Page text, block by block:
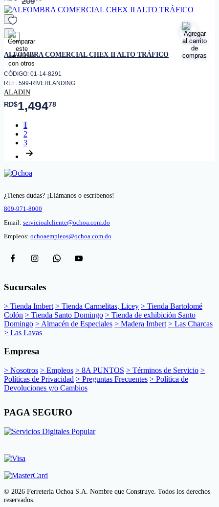
favorito
ALFOMBRA COMERCIAL CHEX II ALTO TRÁFICO
CÓDIGO: 01-14-8291
REF: 599-RIVERLANDING
ALADIN
RD$1,49478
1
2
3
¿Tienes dudas? ¡Llámanos o escríbenos!
809-971-8000
Email: servicioalcliente@ochoa.com.do
Empleos: ochoaempleos@ochoa.com.do
Sucursales
> Tienda Imbert > Tienda Carmelitas, Licey > Tienda Bartolomé
Colón > Tienda Santo Domingo > Tienda de exhibición Santo
Domingo > Almacén de Especiales > Madera Imbert > Las Charcas
> Las Lavas
Empresa
> Nosotros > Empleos > 8A PUNTOS > Términos de Servicio >
Políticas de Privacidad > Preguntas Frecuentes > Política de
Devoluciones y/o Cambios
PAGA SEGURO
© 2026 Ferretería Ochoa S.A. Nombre que Construye. Todos los derechos
reservados.